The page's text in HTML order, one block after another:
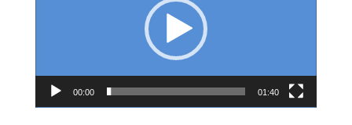
00:00 01:40